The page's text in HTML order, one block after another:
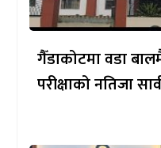
गैँडाकोटमा वडा
परीक्षाको नतिजा